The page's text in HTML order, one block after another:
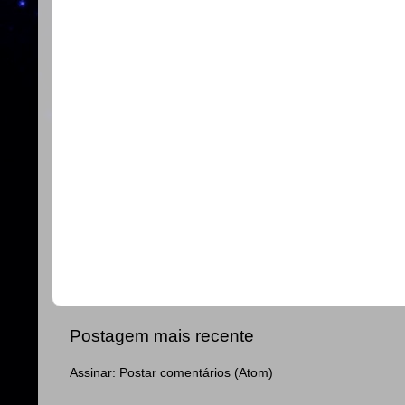
Postagem mais recente
Assinar: Postar comentários (Atom)